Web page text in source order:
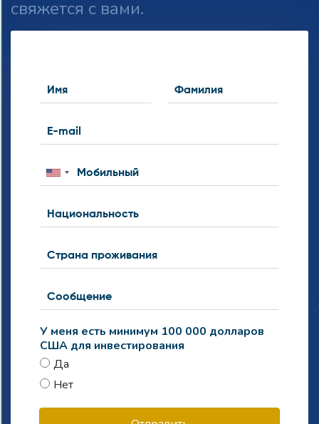
свяжется с вами.
У меня есть минимум 100 000 долларов
США для инвестирования
Да
Нет